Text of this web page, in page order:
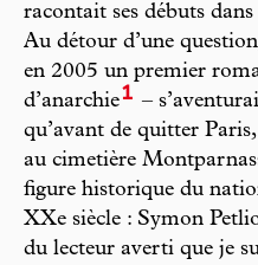
racontait ses débuts
Au détour d’une
en 2005 un premier
d’anarchie1 –
qu’avant de quitter
au cimetière
figure historique du
XXe siècle : Symon
du lecteur averti que je